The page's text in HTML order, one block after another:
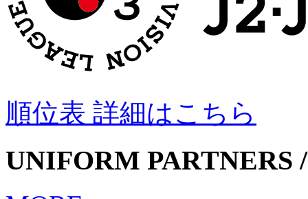
順位表 詳細はこちら
UNIFORM PARTNERS